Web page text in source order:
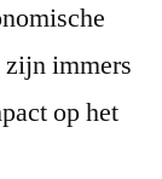
zijn immers
op het